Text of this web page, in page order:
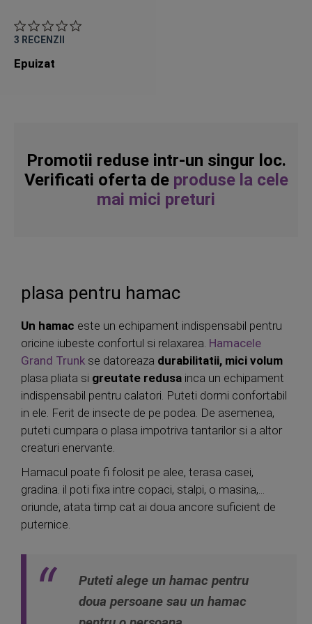
3 RECENZII
Epuizat
Promotii reduse intr-un singur loc.
Verificati oferta de produse la cele
mai mici preturi
plasa pentru hamac
Un hamac este un echipament indispensabil pentru
oricine iubeste confortul si relaxarea. Hamacele
Grand Trunk se datoreaza durabilitatii, mici volum
plasa pliata si greutate redusa inca un echipament
indispensabil pentru calatori. Puteti dormi confortabil
in ele. Ferit de insecte de pe podea. De asemenea,
puteti cumpara o plasa impotriva tantarilor si a altor
creaturi enervante.
Hamacul poate fi folosit pe alee, terasa casei,
gradina. il poti fixa intre copaci, stalpi, o masina,...
oriunde, atata timp cat ai doua ancore suficient de
puternice.
Puteti alege un hamac pentru
doua persoane sau un hamac